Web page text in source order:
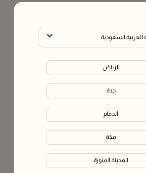
العربية السعودية
الرياض
جدة
الدمام
مكة
المدينة المنورة